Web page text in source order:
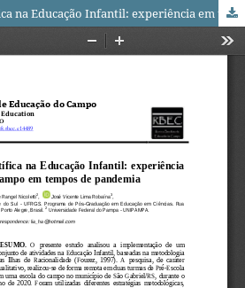
Alfabetização Científica na Educação Infantil: experiência em uma escola do campo em tempos de pandemia